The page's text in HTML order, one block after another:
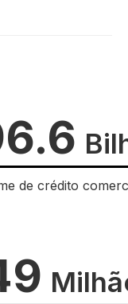
de crédito